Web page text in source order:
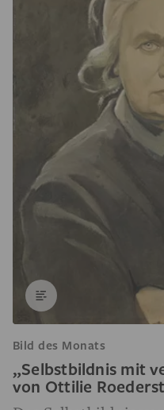
Bild des Monats
„Selbstbildnis mit
von Ottilie